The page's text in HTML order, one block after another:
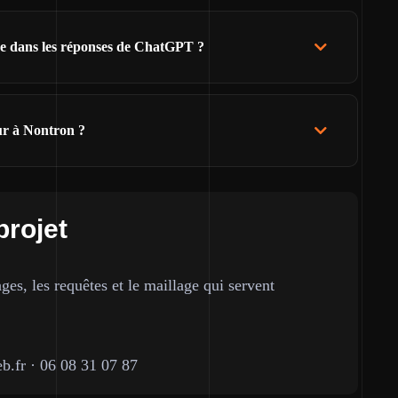
les réponses de ChatGPT ?
à Nontron ?
les requêtes et le maillage qui servent
· 06 08 31 07 87